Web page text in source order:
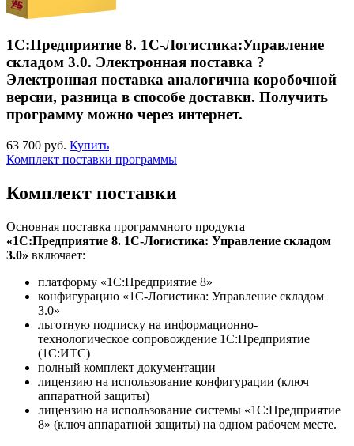
1С:Предприятие 8. 1С-Логистика:Управление
складом 3.0. Электронная поставка ?
Электронная поставка аналогична коробочной
версии, разница в способе доставки. Получить
программу можно через интернет.
63 700 руб. Купить
Комплект поставки программы
Комплект поставки
Основная поставка программного продукта
«1С:Предприятие 8. 1С-Логистика: Управление складом
3.0» включает:
платформу «1С:Предприятие 8»
конфигурацию «1С-Логистика: Управление складом
3.0»
льготную подписку на информационно-
технологическое сопровождение 1С:Предприятие
(1С:ИТС)
полный комплект документации
лицензию на использование конфигурации (ключ
аппаратной защиты)
лицензию на использование системы «1С:Предприятие
8» (ключ аппаратной защиты) на одном рабочем месте.